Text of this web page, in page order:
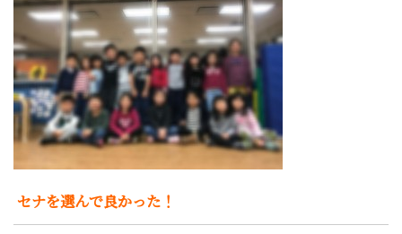
セナを選んで良かった！